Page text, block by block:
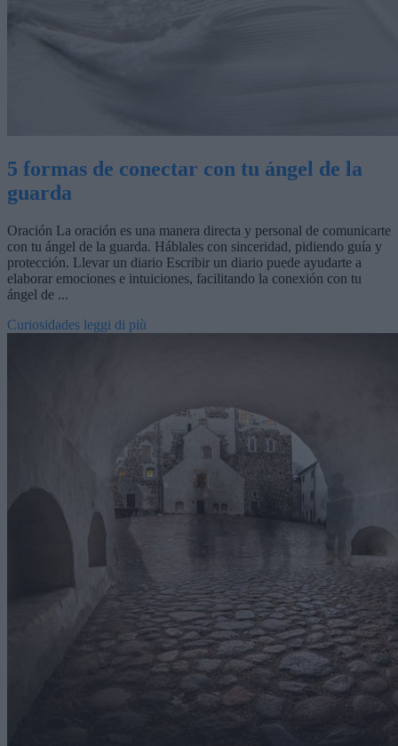
5 formas de conectar con tu ángel de la
guarda
Oración La oración es una manera directa y personal de comunicarte
con tu ángel de la guarda. Háblales con sinceridad, pidiendo guía y
protección. Llevar un diario Escribir un diario puede ayudarte a
elaborar emociones e intuiciones, facilitando la conexión con tu
ángel de ...
Curiosidades leggi di più